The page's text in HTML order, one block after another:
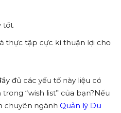
tốt.
thực tập cực kì thuận lợi cho
đủ các yếu tố này liệu có
“wish list” của bạn?Nếu
chuyên ngành Quản lý Du